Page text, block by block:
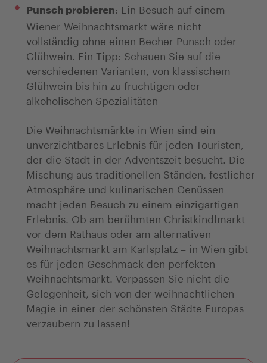
Punsch probieren: Ein Besuch auf einem
Wiener Weihnachtsmarkt wäre nicht
vollständig ohne einen Becher Punsch oder
Glühwein. Ein Tipp: Schauen Sie auf die
verschiedenen Varianten, von klassischem
Glühwein bis hin zu fruchtigen oder
alkoholischen Spezialitäten
Die Weihnachtsmärkte in Wien sind ein
unverzichtbares Erlebnis für jeden Touristen,
der die Stadt in der Adventszeit besucht. Die
Mischung aus traditionellen Ständen, festlicher
Atmosphäre und kulinarischen Genüssen
macht jeden Besuch zu einem einzigartigen
Erlebnis. Ob am berühmten Christkindlmarkt
vor dem Rathaus oder am alternativen
Weihnachtsmarkt am Karlsplatz – in Wien gibt
es für jeden Geschmack den perfekten
Weihnachtsmarkt. Verpassen Sie nicht die
Gelegenheit, sich von der weihnachtlichen
Magie in einer der schönsten Städte Europas
verzaubern zu lassen!